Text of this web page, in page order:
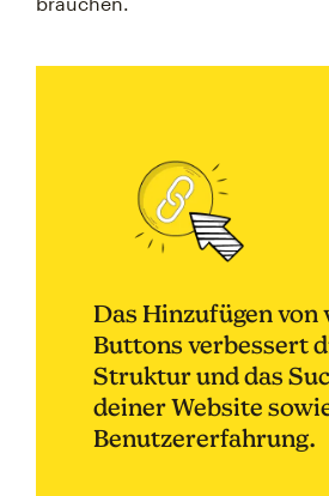
Das Hinzufügen
Buttons verbessert
Struktur und das
deiner Website
Benutzererfahrung.